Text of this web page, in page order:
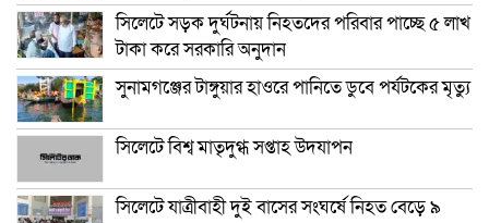
সিলেটে সড়ক দুর্ঘটনায় নিহতদের পরিবার পাচ্ছে ৫ লাখ
টাকা করে সরকারি অনুদান
সুনামগঞ্জের টাঙ্গুয়ার হাওরে পানিতে ডুবে পর্যটকের মৃত্যু
সিলেটে বিশ্ব মাতৃদুগ্ধ সপ্তাহ উদযাপন
সিলেটে যাত্রীবাহী দুই বাসের সংঘর্ষে নিহত বেড়ে ৯